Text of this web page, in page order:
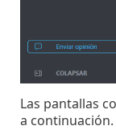
Las pantallas
a